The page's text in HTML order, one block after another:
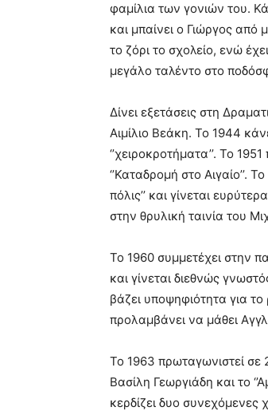
φαμίλια των γονιών του.
και μπαίνει ο Γιώργος
το ζόρι το σχολείο, ενώ
μεγάλο ταλέντο στο
Δίνει εξετάσεις στη
Αιμίλιο Βεάκη. Το 1944
‘’χειροκροτήματα’’. Το
‘’Καταδρομή στο Αιγαίο’’.
πόλις’’ και γίνεται
στην θρυλική ταινία του
Το 1960 συμμετέχει στην
και γίνεται διεθνώς
βάζει υποψηφιότητα για
προλαμβάνει να μάθει
Το 1963 πρωταγωνιστεί σε
Βασίλη Γεωργιάδη και το
κερδίζει δυο συνεχόμενες